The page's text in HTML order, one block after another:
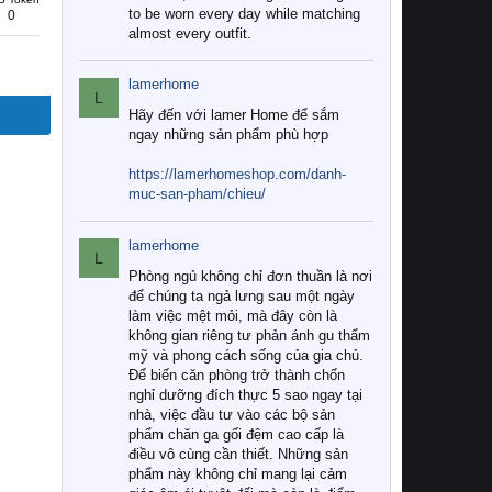
0
to be worn every day while matching
almost every outfit.
L
lamerhome
Hãy đến với lamer Home để sắm
ngay những sản phẩm phù hợp
https://lamerhomeshop.com/danh-
muc-san-pham/chieu/
L
lamerhome
Phòng ngủ không chỉ đơn thuần là nơi
để chúng ta ngả lưng sau một ngày
làm việc mệt mỏi, mà đây còn là
không gian riêng tư phản ánh gu thẩm
mỹ và phong cách sống của gia chủ.
Để biến căn phòng trở thành chốn
nghỉ dưỡng đích thực 5 sao ngay tại
nhà, việc đầu tư vào các bộ sản
phẩm chăn ga gối đệm cao cấp là
điều vô cùng cần thiết. Những sản
phẩm này không chỉ mang lại cảm